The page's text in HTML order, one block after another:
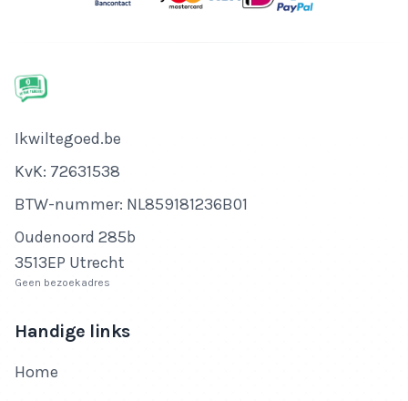
Bedrijfsnaam
Ikwiltegoed.be
KvK-nummer
KvK: 72631538
Btw-nummer
BTW-nummer: NL859181236B01
Adres
Oudenoord 285b
3513EP Utrecht
Geen bezoekadres
Handige links
Home